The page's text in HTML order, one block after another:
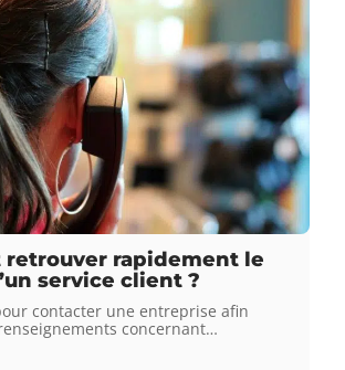
retrouver rapidement le
service client ?
contacter une entreprise afin
concernant…